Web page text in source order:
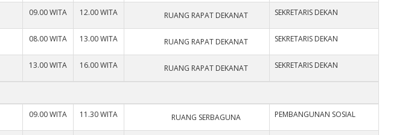
09.00 WITA 12.00 WITA RUANG RAPAT DEKANAT SEKRETARIS DEKAN
08.00 WITA 13.00 WITA RUANG RAPAT DEKANAT SEKRETARIS DEKAN
13.00 WITA 16.00 WITA RUANG RAPAT DEKANAT SEKRETARIS DEKAN
09.00 WITA 11.30 WITA RUANG SERBAGUNA PEMBANGUNAN SOSIAL